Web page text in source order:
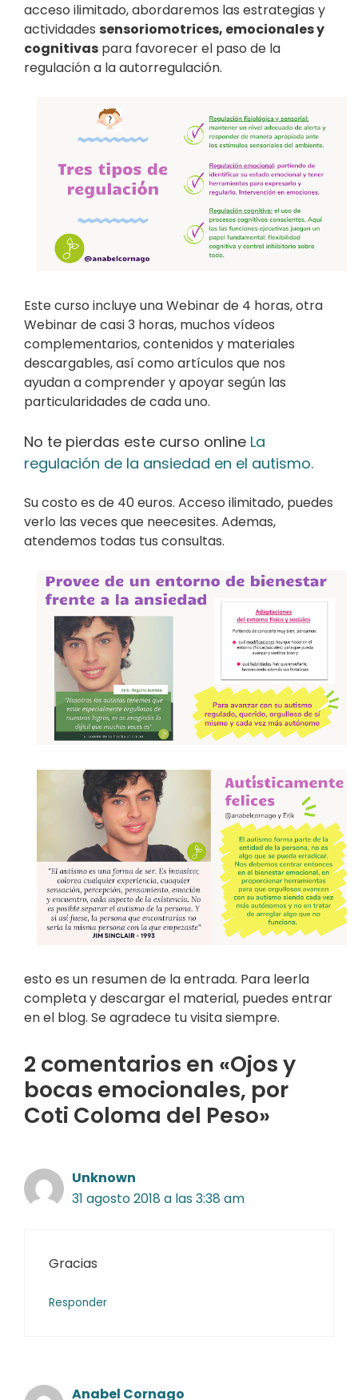
acceso ilimitado, abordaremos las estrategias y
actividades sensoriomotrices, emocionales y
cognitivas para favorecer el paso de la
regulación a la autorregulación.
Este curso incluye una Webinar de 4 horas, otra
Webinar de casi 3 horas, muchos vídeos
complementarios, contenidos y materiales
descargables, así como artículos que nos
ayudan a comprender y apoyar según las
particularidades de cada uno.
No te pierdas este curso online La
regulación de la ansiedad en el autismo.
Su costo es de 40 euros. Acceso ilimitado, puedes
verlo las veces que neecesites. Ademas,
atendemos todas tus consultas.
esto es un resumen de la entrada. Para leerla
completa y descargar el material, puedes entrar
en el blog. Se agradece tu visita siempre.
2 comentarios en «Ojos y
bocas emocionales, por
Coti Coloma del Peso»
Unknown
31 agosto 2018 a las 3:38 am
Gracias
Responder
Anabel Cornago